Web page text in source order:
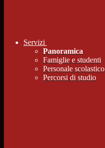
Servizi
Panoramica
Famiglie e studenti
Personale scolastico
Percorsi di studio